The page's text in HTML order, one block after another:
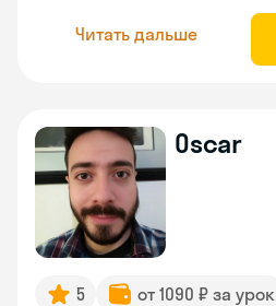
Читать дальше
Oscar
5 от 1090 ₽ за урок